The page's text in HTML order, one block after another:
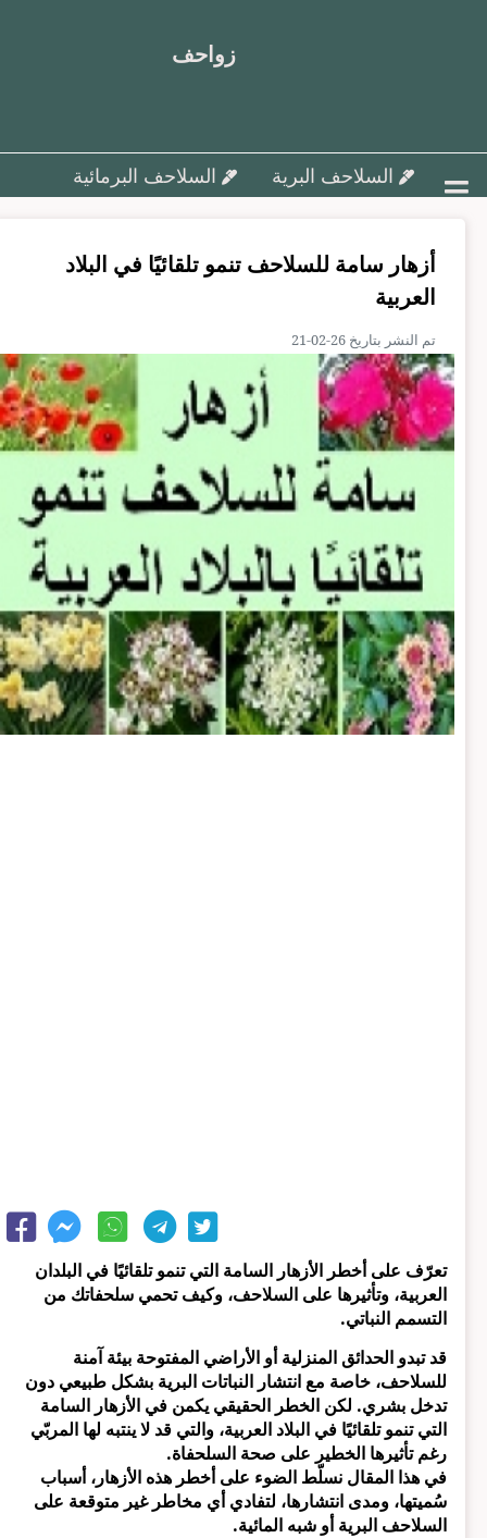
زواحف
السلاحف البرية السلاحف البرمائية
أمراض السلاحف و علاجها
تزاوج وتفريخ السلاحف ورعاية البيض
السلاحف البحرية
أزهار سامة للسلاحف تنمو تلقائيًا في البلاد
العربية
تم النشر بتاريخ 26-02-21
تعرّف على أخطر الأزهار السامة التي تنمو تلقائيًا في البلدان
العربية، وتأثيرها على السلاحف، وكيف تحمي سلحفاتك من
التسمم النباتي.
قد تبدو الحدائق المنزلية أو الأراضي المفتوحة بيئة آمنة
للسلاحف، خاصة مع انتشار النباتات البرية بشكل طبيعي دون
تدخل بشري. لكن الخطر الحقيقي يكمن في الأزهار السامة
التي تنمو تلقائيًا في البلاد العربية، والتي قد لا ينتبه لها المربّي
رغم تأثيرها الخطير على صحة السلحفاة.
في هذا المقال نسلّط الضوء على أخطر هذه الأزهار، أسباب
سُميتها، ومدى انتشارها، لتفادي أي مخاطر غير متوقعة على
السلاحف البرية أو شبه المائية.